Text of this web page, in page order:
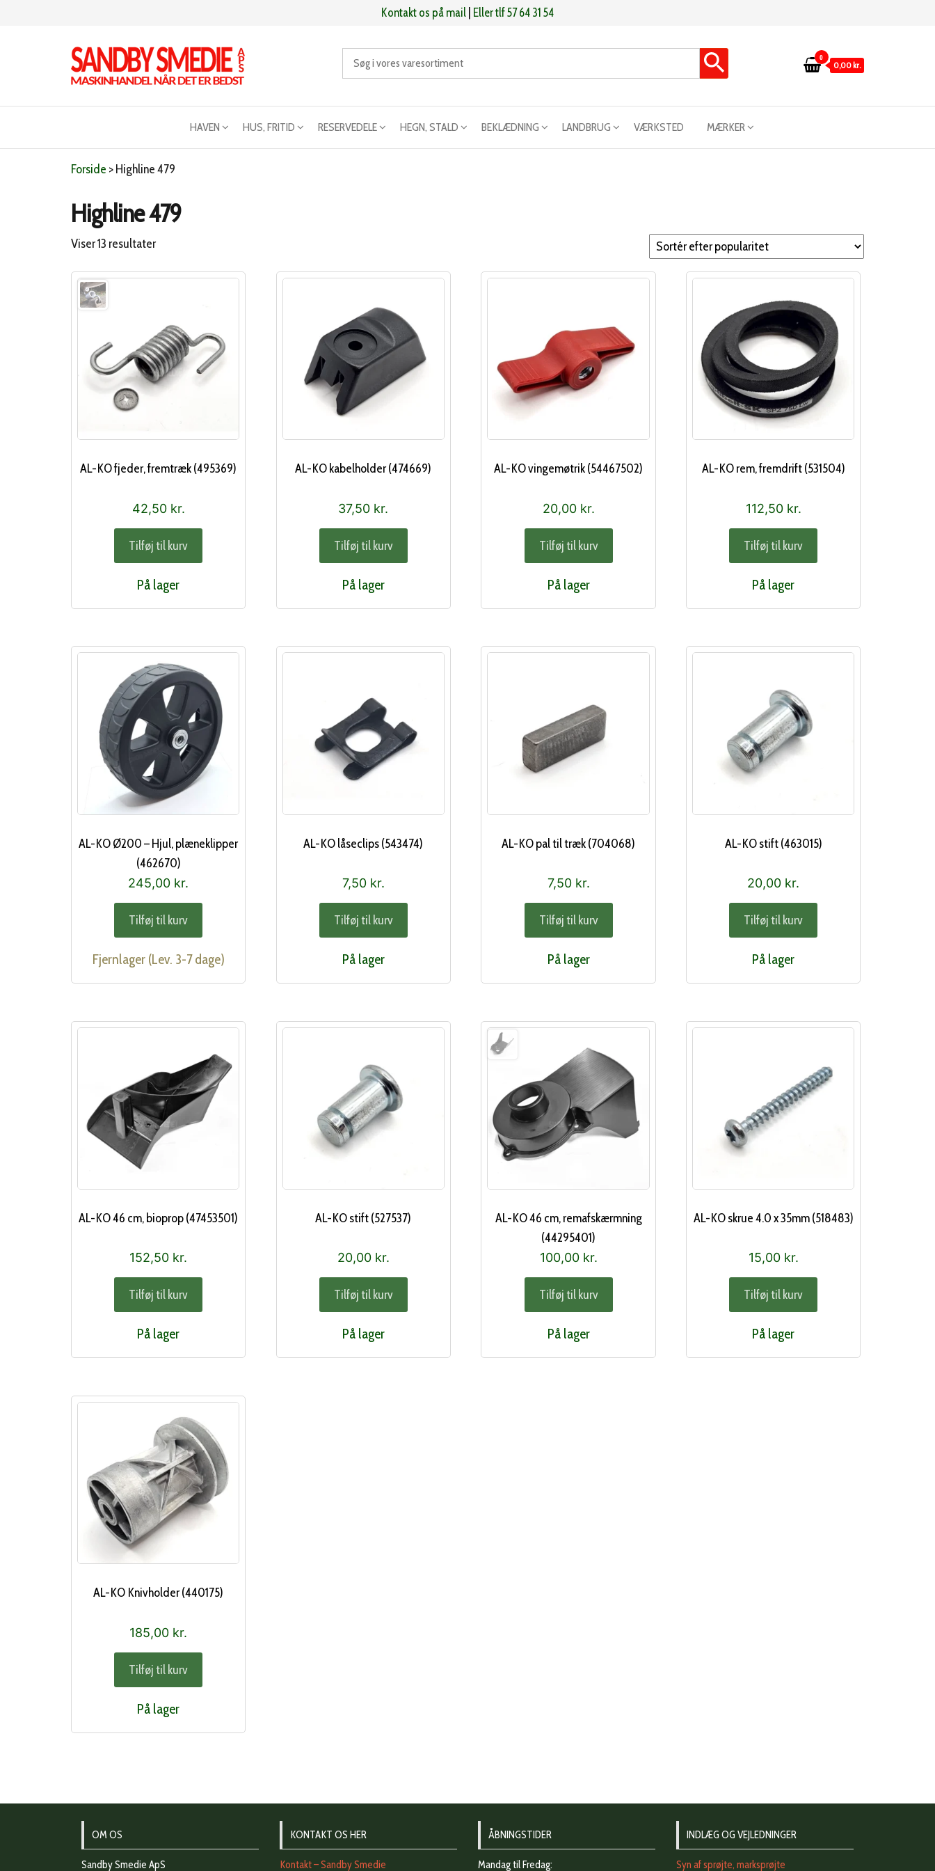
Kontakt os på mail Eller tlf 57 64 31 54
0
0,00 kr.
HAVEN HUS, FRITID RESERVEDELE HEGN, STALD BEKLÆDNING LANDBRUG VÆRKSTED MÆRKER
Forside >Highline 479
Highline 479
Viser 13 resultaterSorteret
popularitet
AL-KO fjeder, fremtræk (495369)
42,50 kr.
Tilføj til kurv
På lager
AL-KO kabelholder (474669)
37,50 kr.
Tilføj til kurv
På lager
AL-KO vingemøtrik (54467502)
20,00 kr.
Tilføj til kurv
På lager
AL-KO rem, fremdrift (531504)
112,50 kr.
Tilføj til kurv
På lager
AL-KO Ø200 – Hjul, plæneklipper
(462670)
245,00 kr.
Tilføj til kurv
Fjernlager (Lev. 3-7 dage)
AL-KO låseclips (543474)
7,50 kr.
Tilføj til kurv
På lager
AL-KO pal til træk (704068)
7,50 kr.
Tilføj til kurv
På lager
AL-KO stift (463015)
20,00 kr.
Tilføj til kurv
På lager
AL-KO 46 cm, bioprop (47453501)
152,50 kr.
Tilføj til kurv
På lager
AL-KO stift (527537)
20,00 kr.
Tilføj til kurv
På lager
AL-KO 46 cm, remafskærmning
(44295401)
100,00 kr.
Tilføj til kurv
På lager
AL-KO skrue 4.0 x 35mm (518483)
15,00 kr.
Tilføj til kurv
På lager
AL-KO Knivholder (440175)
185,00 kr.
Tilføj til kurv
På lager
OM OS
Sandby Smedie ApS
KONTAKT OS HER
Kontakt – Sandby Smedie
ÅBNINGSTIDER
Mandag til Fredag:
INDLÆG OG VEJLEDNINGER
Syn af sprøjte, marksprøjte